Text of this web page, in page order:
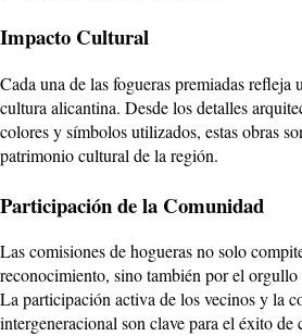
Impacto Cultural
Cada una de las fogueras premiadas refleja
cultura alicantina. Desde los detalles
colores y símbolos utilizados, estas obras
patrimonio cultural de la región.
Participación de la Comunidad
Las comisiones de hogueras no solo
reconocimiento, sino también por el orgullo
La participación activa de los vecinos y la
intergeneracional son clave para el éxito de